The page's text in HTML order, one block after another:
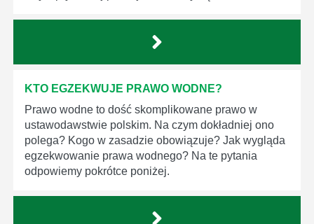
KTO EGZEKWUJE PRAWO WODNE?
Prawo wodne to dość skomplikowane prawo w
ustawodawstwie polskim. Na czym dokładniej ono
polega? Kogo w zasadzie obowiązuje? Jak wygląda
egzekwowanie prawa wodnego? Na te pytania
odpowiemy pokrótce poniżej.